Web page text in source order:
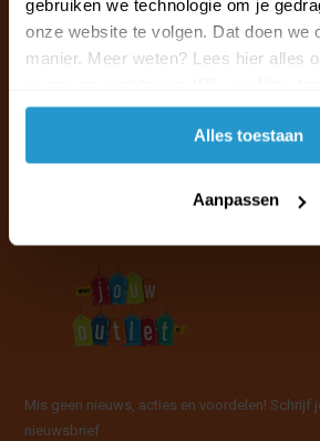
gebruiken we technologie om je
onze website te volgen. Dat doen we
manier. Meer weten? Lees hier alles
accepteren.
Alles toestaan
Aanpassen
+31 (0)13 785 62 41
Mis geen nieuws, acties en voordelen! Schrijf
nieuwsbrief